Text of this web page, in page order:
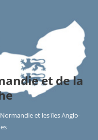
et de la
et les îles Anglo-